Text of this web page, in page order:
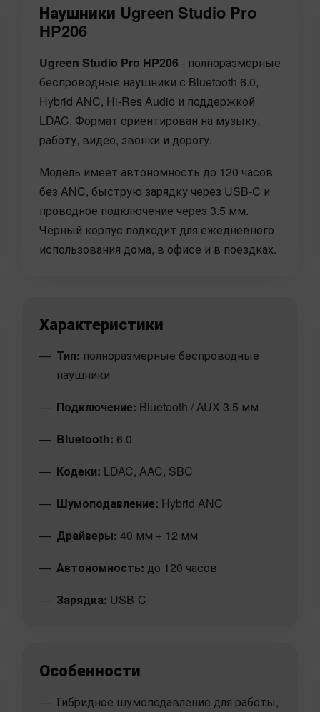
Наушники Ugreen Studio Pro
HP206
Ugreen Studio Pro HP206 - полноразмерные
беспроводные наушники с Bluetooth 6.0,
Hybrid ANC, Hi-Res Audio и поддержкой
LDAC. Формат ориентирован на музыку,
работу, видео, звонки и дорогу.
Модель имеет автономность до 120 часов
без ANC, быструю зарядку через USB-C и
проводное подключение через 3.5 мм.
Черный корпус подходит для ежедневного
использования дома, в офисе и в поездках.
Характеристики
Тип: полноразмерные беспроводные
наушники
Подключение: Bluetooth / AUX 3.5 мм
Bluetooth: 6.0
Кодеки: LDAC, AAC, SBC
Шумоподавление: Hybrid ANC
Драйверы: 40 мм + 12 мм
Автономность: до 120 часов
Зарядка: USB-C
Особенности
Гибридное шумоподавление для работы,